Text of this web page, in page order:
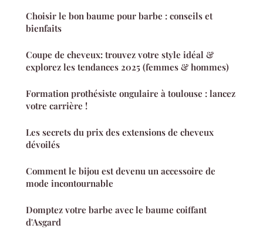
Choisir le bon baume pour barbe : conseils et
bienfaits
Coupe de cheveux: trouvez votre style idéal &
explorez les tendances 2025 (femmes & hommes)
Formation prothésiste ongulaire à toulouse : lancez
votre carrière !
Les secrets du prix des extensions de cheveux
dévoilés
Comment le bijou est devenu un accessoire de
mode incontournable
Domptez votre barbe avec le baume coiffant
d'Asgard